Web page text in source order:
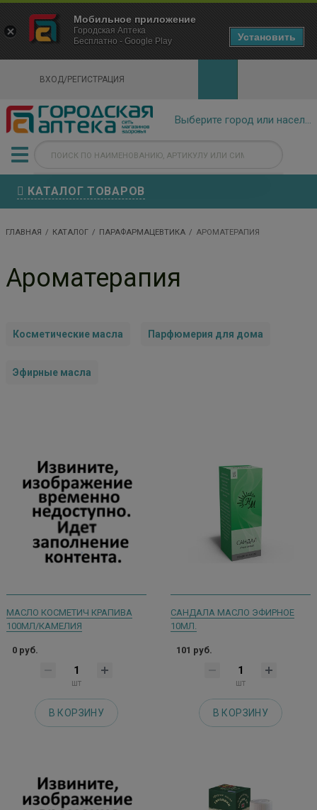
ВХОД/РЕГИСТРАЦИЯ
КАТАЛОГ ТОВАРОВ
ГЛАВНАЯ КАТАЛОГ ПАРАФАРМАЦЕВТИКА АРОМАТЕРАПИЯ
Ароматерапия
Косметические масла Парфюмерия для дома
Эфирные масла
МАСЛО КОСМЕТИЧ КРАПИВА
100МЛ/КАМЕЛИЯ
0 руб.
шт
В КОРЗИНУ
САНДАЛА МАСЛО ЭФИРНОЕ
10МЛ.
101 руб.
шт
В КОРЗИНУ
×
Городская Аптека Маркетплейс
- In Google Play
Мобильное приложение
Городская Аптека
Бесплатно - Google Play
Установить